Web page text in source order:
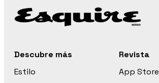
Descubre más
Estilo
Revista
App Store